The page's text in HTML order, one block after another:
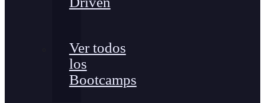
Ver todos
los
Bootcamps